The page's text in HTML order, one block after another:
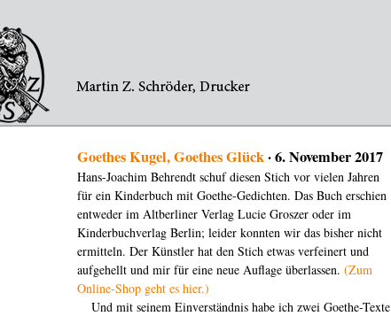
Goethes Kugel, Goethes Glück· 6. November 2017
Hans-Joachim Behrendt schuf diesen Stich vor vielen Jahren
für ein Kinderbuch mit Goethe-Gedichten. Das Buch erschien
entweder im Altberliner Verlag Lucie Groszer oder im
Kinderbuchverlag Berlin; leider konnten wir das bisher nicht
ermitteln. Der Künstler hat den Stich etwas verfeinert und
aufgehellt und mir für eine neue Auflage überlassen. (Zum
Online-Shop geht es hier.)
Und mit seinem Einverständnis habe ich zwei Goethe-Texte